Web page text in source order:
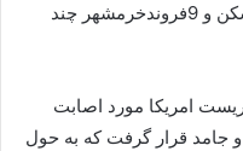
سامانه‌های قدرتمند قدر، عماد، خیبرشکن و 9فروندخرمشهر چند
امریکا مورد اصابت
جامد قرار گرفت که به حول